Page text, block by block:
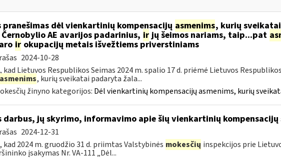
dėl vienkartinių kompensacijų asmenims, kurių
AE avarijos padarinius, irjų šeimos nariams, taip...pat
irokupacijų metais išvežtiems priverstiniams
2024-10-28
Lietuvos Respublikos Seimas 2024 m. spalio 17 d. priėmė Lietuvos
asmenims, kurių sveikatai padaryta žala...
žinyno kategorijos: Dėl vienkartinių kompensacijų asmenims, kurių
jų skyrimo, informavimo apie šių vienkartinių kompensacijų
2024-12-31
2024 m. gruodžio 31 d. priimtas Valstybinės mokesčių inspekcijos prie
įsakymas Nr. VA-111 „Dėl...